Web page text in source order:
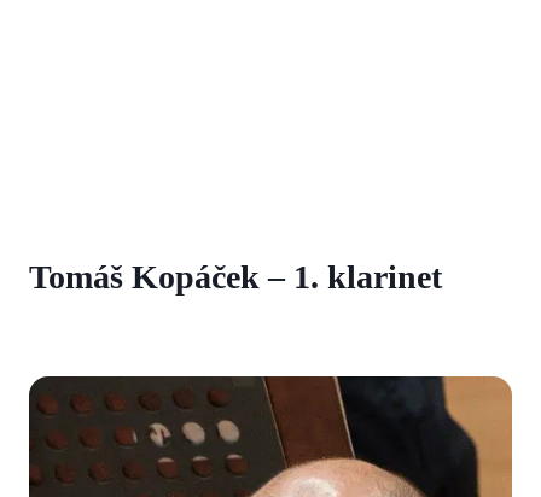
Tomáš Kopáček – 1. klarinet